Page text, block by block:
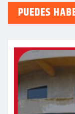
PUEDES